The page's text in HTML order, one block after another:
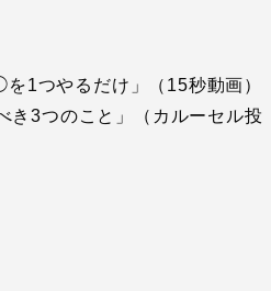
1つやるだけ」（15秒動画）
き3つのこと」（カルーセル投